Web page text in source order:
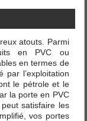
atouts. Parmi
en PVC ou
en termes de
par l’exploitation
le pétrole et le
la porte en PVC
satisfaire les
vos portes